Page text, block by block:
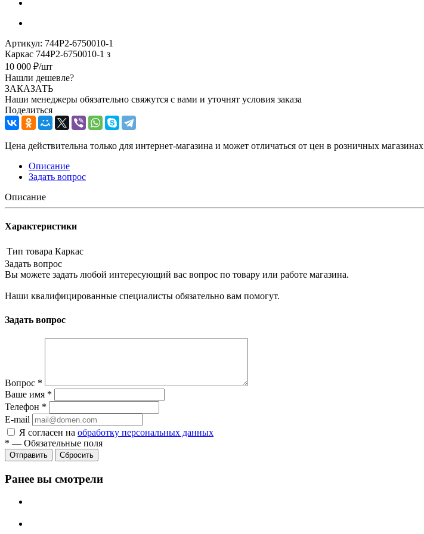
Артикул: 744Р2-6750010-1
Каркас 744Р2-6750010-1 з
10 000 ₽/шт
Нашли дешевле?
ЗАКАЗАТЬ
Наши менеджеры обязательно свяжутся с вами и уточнят условия заказа
Поделиться
Цена действительна только для интернет-магазина и может отличаться от цен в розничных магазинах
Описание
Задать вопрос
Описание
Характеристики
Тип товара Каркас
Задать вопрос
Вы можете задать любой интересующий вас вопрос по товару или работе магазина.
Наши квалифицированные специалисты обязательно вам помогут.
Задать вопрос
Вопрос *
Ваше имя *
Телефон *
E-mail
Я согласен на обработку персональных данных
* — Обязательные поля
Сбросить
Ранее вы смотрели